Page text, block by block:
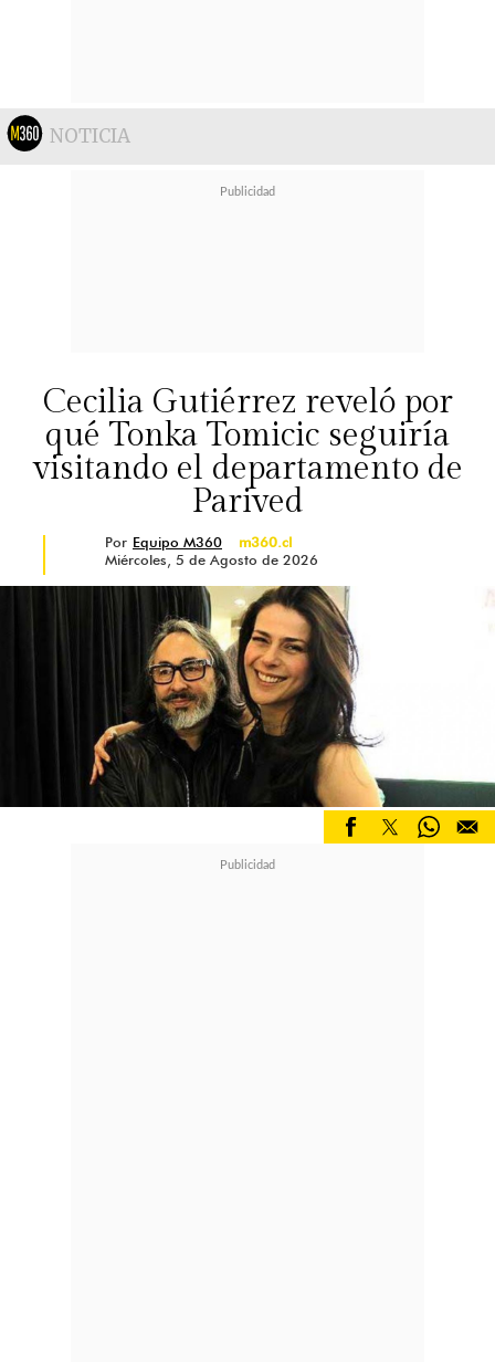
NOTICIA
Cecilia Gutiérrez reveló por
qué Tonka Tomicic seguiría
visitando el departamento de
Parived
Por Equipo M360
m360.cl
Miércoles, 5 de Agosto de 2026